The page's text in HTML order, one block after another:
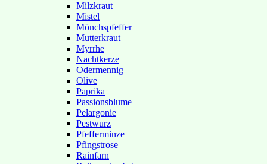
Milzkraut
Mistel
Mönchspfeffer
Mutterkraut
Myrrhe
Nachtkerze
Odermennig
Olive
Paprika
Passionsblume
Pelargonie
Pestwurz
Pfefferminze
Pfingstrose
Rainfarn